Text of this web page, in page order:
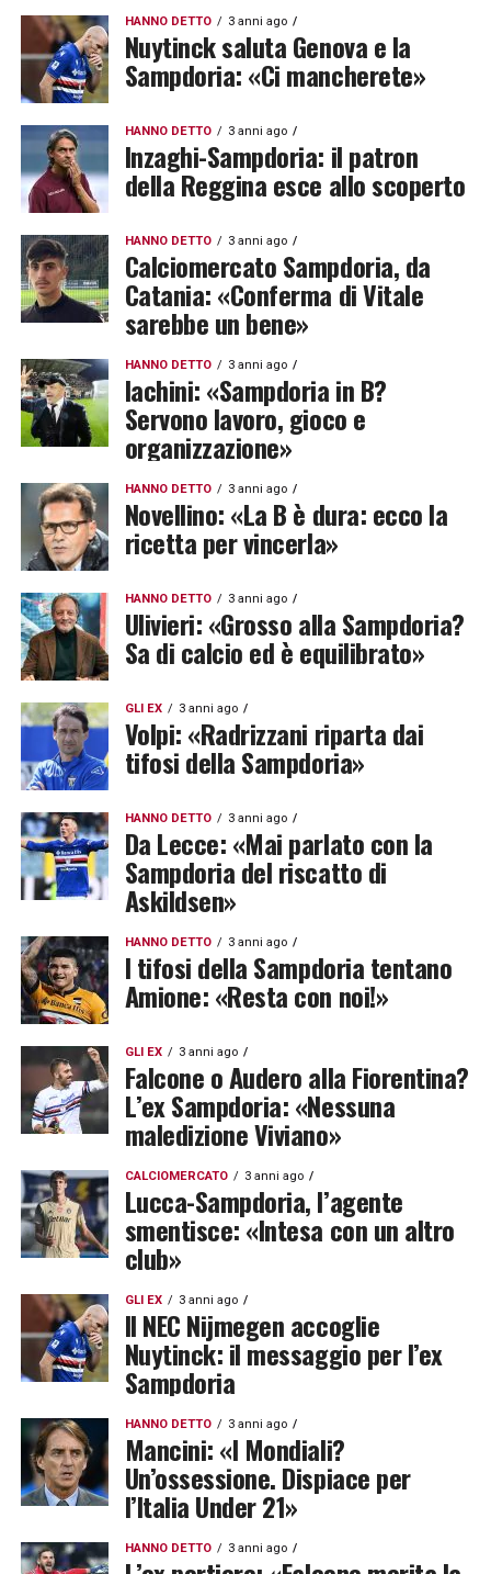
HANNO DETTO 3 anni ago
Nuytinck saluta Genova e la
Sampdoria: «Ci mancherete»
HANNO DETTO 3 anni ago
Inzaghi-Sampdoria: il patron
della Reggina esce allo scoperto
HANNO DETTO 3 anni ago
Calciomercato Sampdoria, da
Catania: «Conferma di Vitale
sarebbe un bene»
HANNO DETTO 3 anni ago
Iachini: «Sampdoria in B?
Servono lavoro, gioco e
organizzazione»
HANNO DETTO 3 anni ago
Novellino: «La B è dura: ecco la
ricetta per vincerla»
HANNO DETTO 3 anni ago
Ulivieri: «Grosso alla Sampdoria?
Sa di calcio ed è equilibrato»
GLI EX 3 anni ago
Volpi: «Radrizzani riparta dai
tifosi della Sampdoria»
HANNO DETTO 3 anni ago
Da Lecce: «Mai parlato con la
Sampdoria del riscatto di
Askildsen»
HANNO DETTO 3 anni ago
I tifosi della Sampdoria tentano
Amione: «Resta con noi!»
GLI EX 3 anni ago
Falcone o Audero alla Fiorentina?
L’ex Sampdoria: «Nessuna
maledizione Viviano»
CALCIOMERCATO 3 anni ago
Lucca-Sampdoria, l’agente
smentisce: «Intesa con un altro
club»
GLI EX 3 anni ago
Il NEC Nijmegen accoglie
Nuytinck: il messaggio per l’ex
Sampdoria
HANNO DETTO 3 anni ago
Mancini: «I Mondiali?
Un’ossessione. Dispiace per
l’Italia Under 21»
HANNO DETTO 3 anni ago